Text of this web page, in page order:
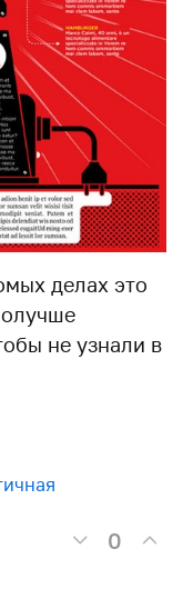
делах это
не узнали в
0